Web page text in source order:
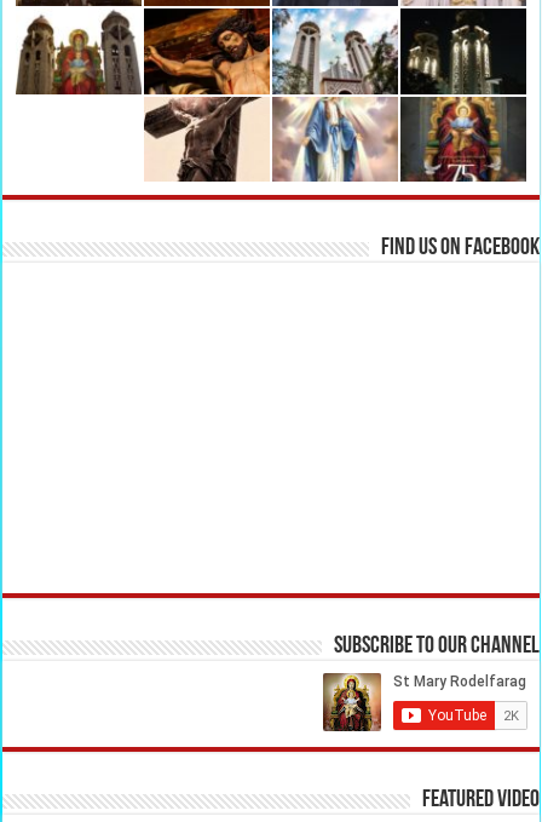
Find us on Facebook
Subscribe to our Channel
Featured Video